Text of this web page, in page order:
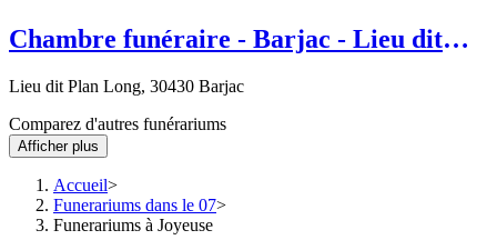
Chambre funéraire - Barjac - Lieu dit
Lieu dit Plan Long, 30430 Barjac
Comparez d'autres funérariums
Afficher plus
Accueil
Funerariums dans le 07
Funerariums à Joyeuse